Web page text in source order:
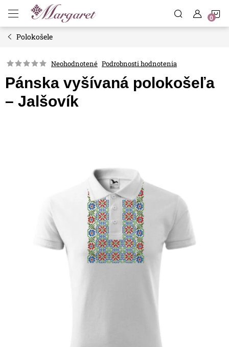
obsah
Polokošele
Neohodnotené Podrobnosti hodnotenia
Pánska vyšívaná polokošeľa
– Jalšovík